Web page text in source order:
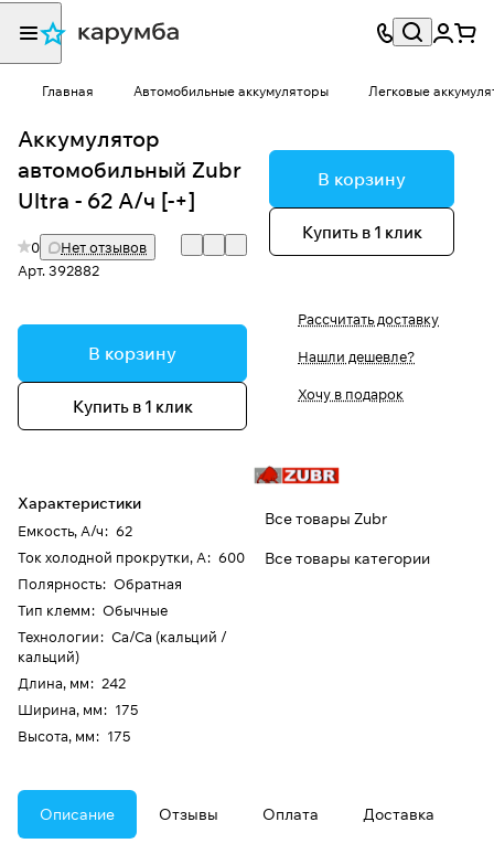
Главная Автомобильные аккумуляторы Легковые
Аккумулятор
автомобильный Zubr
Ultra - 62 А/ч [-+]
0
Нет отзывов
Арт.392882
В корзину
Купить в 1 клик
Характеристики
Емкость, А/ч: 62
Ток холодной прокрутки, А: 600
Полярность: Обратная
Тип клемм: Обычные
Технологии: Ca/Ca (кальций /
кальций)
Длина, мм: 242
Ширина, мм: 175
Высота, мм: 175
В корзину
Купить в 1 клик
Рассчитать доставку
Нашли дешевле?
Хочу в подарок
Все товары Zubr
Все товары категории
Описание Отзывы Оплата Доставка